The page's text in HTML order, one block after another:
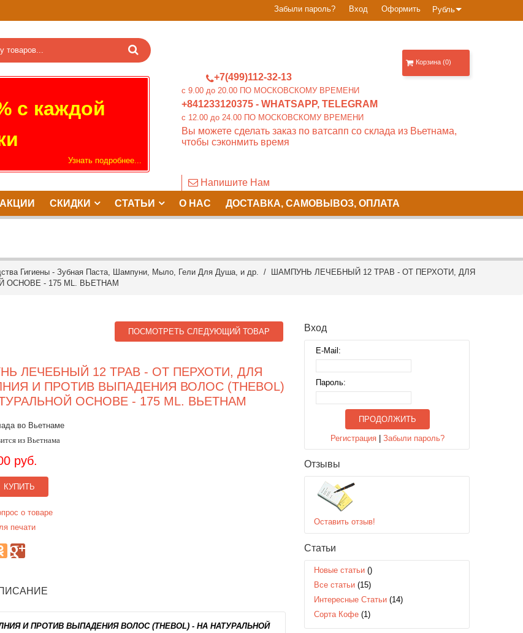
Рубль
Забыли пароль? Вход Оформить
+7(499)112-32-13
c 9.00 до 20.00 ПО МОСКОВСКОМУ ВРЕМЕНИ
+841233120375 - WHATSAPP, TELEGRAM
c 12.00 до 24.00 ПО МОСКОВСКОМУ ВРЕМЕНИ
Вы можете сделать заказ по ватсапп со склада из Вьетнама,
чтобы сэконмить время
Напишите Нам
с каждой
Узнать подробнее...
Корзина (0)
АКЦИИ СКИДКИ СТАТЬИ О НАС ДОСТАВКА, САМОВЫВОЗ, ОПЛАТА
Гигиены - Зубная Паста, Шампуни, Мыло, Гели Для Душа, и др. / ШАМПУНЬ ЛЕЧЕБНЫЙ 12 ТРАВ - ОТ ПЕРХОТИ, ДЛЯ
ОСНОВЕ - 175 ML. ВЬЕТНАМ
ПОСМОТРЕТЬ СЛЕДУЮЩИЙ ТОВАР
ЛЕЧЕБНЫЙ 12 ТРАВ - ОТ ПЕРХОТИ, ДЛЯ
И ПРОТИВ ВЫПАДЕНИЯ ВОЛОС (THEBOL)
ОСНОВЕ - 175 ML. ВЬЕТНАМ
во Вьетнаме
из Вьетнама
руб.
КУПИТЬ
о товаре
печати
И ПРОТИВ ВЫПАДЕНИЯ ВОЛОС (THEBOL) - НА НАТУРАЛЬНОЙ
Вход
E-Mail:
Пароль:
ПРОДОЛЖИТЬ
Регистрация |Забыли пароль?
Отзывы
Оставить отзыв!
Статьи
Новые статьи ()
Все статьи (15)
Интересные Статьи (14)
Сорта Кофе (1)